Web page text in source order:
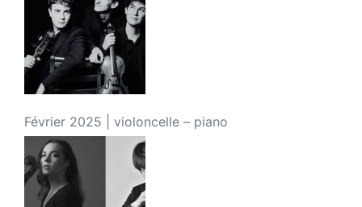
Février 2025 | violoncelle – piano